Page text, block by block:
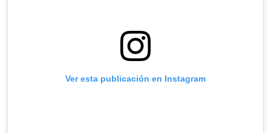
Ver esta publicación en Instagram